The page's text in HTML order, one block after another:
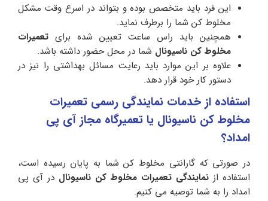
این فرد باید متخصص بوده و بتواند در اسرع وقت مشکل
مخلوط کن شما را برطرف نماید.
همچنین باید راس ساعت تعیین شده برای تعمیرات
مخلوط کن ناسیونال شما در محل حضور داشته باشد.
علاوه بر این موارد باید رعایت مسائل بهداشتی را نیز در
دستور کار خود قرار دهد.
استفاده از خدمات نمایندگی رسمی تعمیرات
مخلوط کن ناسیونال یا تعمیرگاه مجاز آی پی
امداد؟
در صورتی که گارانتی مخلوط کن شما به پایان رسیده است،
استفاده از نمایندگی تعمیرات مخلوط کن ناسیونال در آی پی
امداد را به شما توصیه می کنیم.